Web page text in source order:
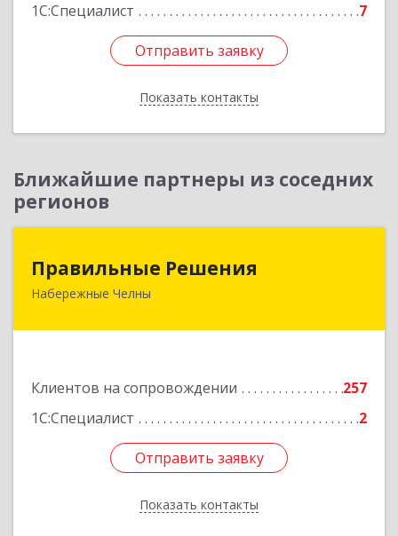
1С:Специалист
7
Отправить заявку
Показать контакты
Отправить заявку
Назад
Ближайшие партнеры из соседних
регионов
Правильные Решения
Набережные Челны
Клиентов на сопровождении
257
1С:Специалист
2
Отправить заявку
Показать контакты
423832, Татарстан Респ, Набережные Челны г,
Отправить заявку
Назад